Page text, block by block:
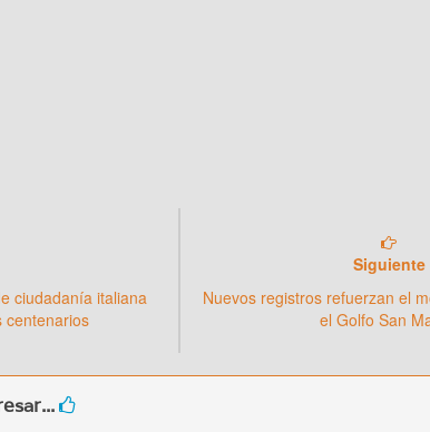
ciudadanía italiana
centenarios
Siguiente
Nuevos registros refuerzan el
el Golfo San